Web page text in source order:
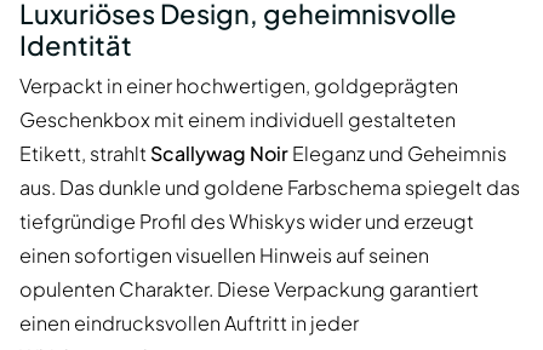
Luxuriöses Design, geheimnisvolle
Identität
Verpackt in einer hochwertigen, goldgeprägten
Geschenkbox mit einem individuell gestalteten
Etikett, strahlt Scallywag NoirEleganz und Geheimnis
aus. Das dunkle und goldene Farbschema spiegelt das
tiefgründige Profil des Whiskys wider und erzeugt
einen sofortigen visuellen Hinweis auf seinen
opulenten Charakter. Diese Verpackung garantiert
einen eindrucksvollen Auftritt in jeder